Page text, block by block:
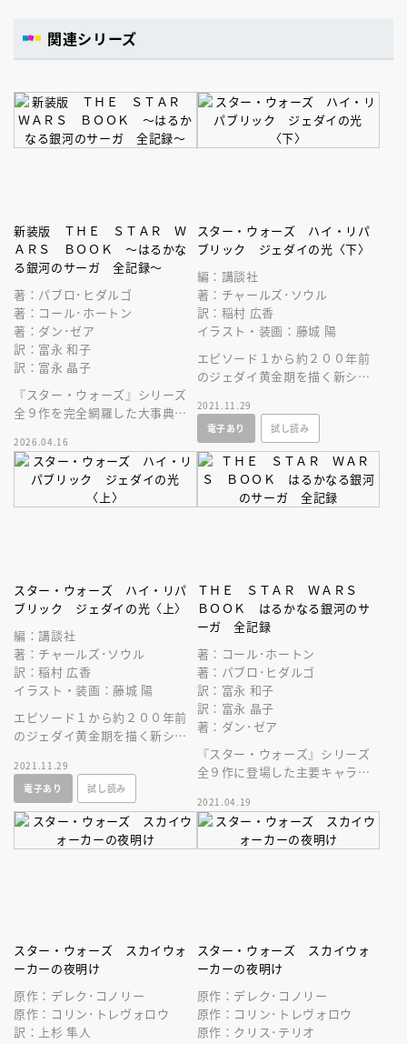
関連シリーズ
新装版 ＴＨＥ ＳＴＡＲ Ｗ
ＡＲＳ ＢＯＯＫ ～はるかな
る銀河のサーガ 全記録～
著：パブロ･ヒダルゴ
著：コール･ホートン
著：ダン･ゼア
訳：富永 和子
訳：富永 晶子
『スター・ウォーズ』シリーズ
全９作を完全網羅した大事典。
えるにあたり、豪華新装版とし
て復刊！
2026.04.16
スター・ウォーズ ハイ・リパ
ブリック ジェダイの光〈下〉
編：講談社
著：チャールズ･ソウル
訳：稲村 広香
イラスト・装画：藤城 陽
エピソード１から約２００年前
のジェダイ黄金期を描く新シリ
2021.11.29
電子あり
試し読み
スター・ウォーズ ハイ・リパ
ブリック ジェダイの光〈上〉
編：講談社
著：チャールズ･ソウル
訳：稲村 広香
イラスト・装画：藤城 陽
エピソード１から約２００年前
のジェダイ黄金期を描く新シリ
2021.11.29
電子あり
試し読み
ＴＨＥ ＳＴＡＲ ＷＡＲＳ
ＢＯＯＫ はるかなる銀河のサ
ーガ 全記録
著：コール･ホートン
著：パブロ･ヒダルゴ
訳：富永 和子
訳：富永 晶子
著：ダン･ゼア
『スター・ウォーズ』シリーズ
全９作に登場した主要キャラク
ド、テクノロジーなどを完全網
羅した大事典。
2021.04.19
スター・ウォーズ スカイウォ
ーカーの夜明け
原作：デレク･コノリー
原作：コリン･トレヴォロウ
訳：上杉 隼人
スター・ウォーズ スカイウォ
ーカーの夜明け
原作：デレク･コノリー
原作：コリン･トレヴォロウ
原作：クリス･テリオ